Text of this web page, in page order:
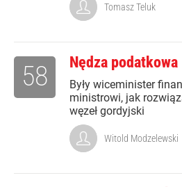
Tomasz Teluk
Nędza podatkowa
Były wiceminister
ministrowi, jak
węzeł gordyjski
58
Witold Modzelewski